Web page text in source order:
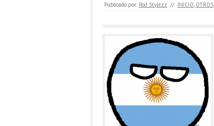
Publicado por: Rod Stylezz // INICIO OTROS